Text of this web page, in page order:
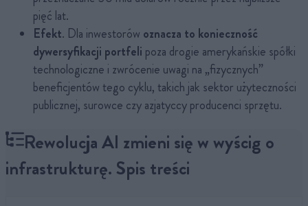
pięć lat.
Efekt. Dla inwestorów oznacza to konieczność
dywersyfikacji portfeli poza drogie amerykańskie spółki
technologiczne i zwrócenie uwagi na „fizycznych”
beneficjentów tego cyklu, takich jak sektor użyteczności
publicznej, surowce czy azjatyccy producenci sprzętu.
Rewolucja AI zmieni się w wyścig o
infrastrukturę. Spis treści